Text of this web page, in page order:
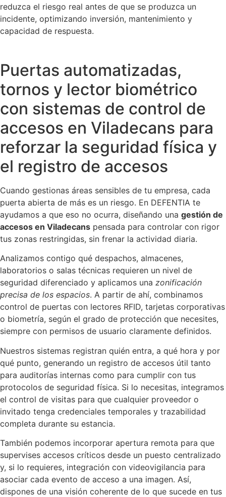
reduzca el riesgo real antes de que se produzca un
incidente, optimizando inversión, mantenimiento y
capacidad de respuesta.
Puertas automatizadas,
tornos y lector biométrico
con sistemas de control de
accesos en Viladecans para
reforzar la seguridad física y
el registro de accesos
Cuando gestionas áreas sensibles de tu empresa, cada
puerta abierta de más es un riesgo. En DEFENTIA te
ayudamos a que eso no ocurra, diseñando una gestión de
accesos en Viladecans pensada para controlar con rigor
tus zonas restringidas, sin frenar la actividad diaria.
Analizamos contigo qué despachos, almacenes,
laboratorios o salas técnicas requieren un nivel de
seguridad diferenciado y aplicamos una zonificación
precisa de los espacios. A partir de ahí, combinamos
control de puertas con lectores RFID, tarjetas corporativas
o biometría, según el grado de protección que necesites,
siempre con permisos de usuario claramente definidos.
Nuestros sistemas registran quién entra, a qué hora y por
qué punto, generando un registro de accesos útil tanto
para auditorías internas como para cumplir con tus
protocolos de seguridad física. Si lo necesitas, integramos
el control de visitas para que cualquier proveedor o
invitado tenga credenciales temporales y trazabilidad
completa durante su estancia.
También podemos incorporar apertura remota para que
supervises accesos críticos desde un puesto centralizado
y, si lo requieres, integración con videovigilancia para
asociar cada evento de acceso a una imagen. Así,
dispones de una visión coherente de lo que sucede en tus